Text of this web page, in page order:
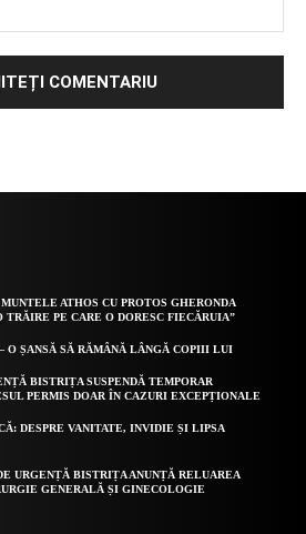
ATHOS CU PROTOS GHERONDA
TRĂIRE PE CARE O DORESC FIECĂRUIA”
O ȘANSĂ SĂ RĂMÂNĂ LÂNGĂ COPIII LUI
BISTRIȚA SUSPENDĂ TEMPORAR
PERMIS DOAR ÎN CAZURI EXCEPȚIONALE
DESPRE VANITATE, INVIDIE ȘI LIPSA
URGENȚĂ BISTRIȚA ANUNȚĂ RELUAREA
GENERALĂ ȘI GINECOLOGIE